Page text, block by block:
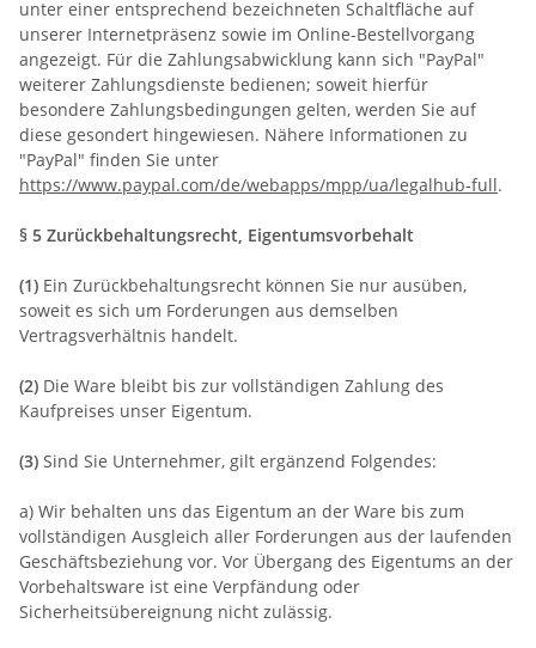
unter einer entsprechend bezeichneten Schaltfläche auf
unserer Internetpräsenz sowie im Online-Bestellvorgang
angezeigt. Für die Zahlungsabwicklung kann sich "PayPal"
weiterer Zahlungsdienste bedienen; soweit hierfür
besondere Zahlungsbedingungen gelten, werden Sie auf
diese gesondert hingewiesen. Nähere Informationen zu
"PayPal" finden Sie unter
https://www.paypal.com/de/webapps/mpp/ua/legalhub-full.
§ 5 Zurückbehaltungsrecht , Eigentumsvorbehalt
(1) Ein Zurückbehaltungsrecht können Sie nur ausüben,
soweit es sich um Forderungen aus demselben
Vertragsverhältnis handelt.
(2) Die Ware bleibt bis zur vollständigen Zahlung des
Kaufpreises unser Eigentum.
(3) Sind Sie Unternehmer, gilt ergänzend Folgendes:
a) Wir behalten uns das Eigentum an der Ware bis zum
vollständigen Ausgleich aller Forderungen aus der laufenden
Geschäftsbeziehung vor. Vor Übergang des Eigentums an der
Vorbehaltsware ist eine Verpfändung oder
Sicherheitsübereignung nicht zulässig.